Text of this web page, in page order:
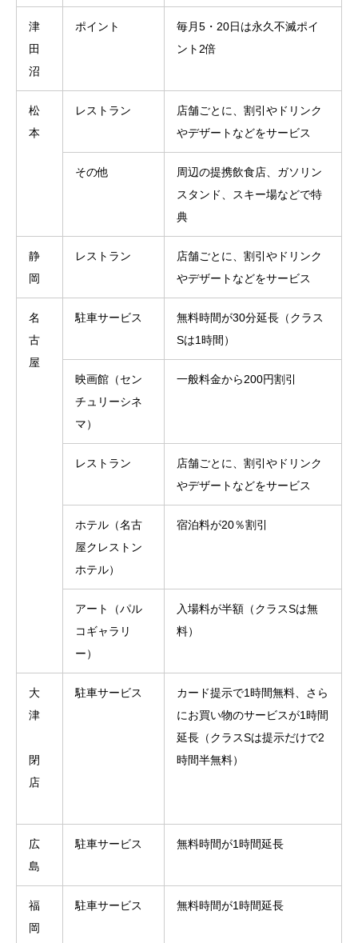
津
田
沼
ポイント
毎月5・20日は永久不滅ポイ
ント2倍
松
本
レストラン
店舗ごとに、割引やドリンク
やデザートなどをサービス
その他
周辺の提携飲食店、ガソリン
スタンド、スキー場などで特
典
静
岡
レストラン
店舗ごとに、割引やドリンク
やデザートなどをサービス
名
古
屋
駐車サービス
無料時間が30分延長（クラス
Sは1時間）
映画館（セン
チュリーシネ
マ）
一般料金から200円割引
レストラン
店舗ごとに、割引やドリンク
やデザートなどをサービス
ホテル（名古
屋クレストン
ホテル）
宿泊料が20％割引
アート（パル
コギャラリ
ー）
入場料が半額（クラスSは無
料）
大
津
閉
店
駐車サービス
カード提示で1時間無料、さら
にお買い物のサービスが1時間
延長（クラスSは提示だけで2
時間半無料）
広
島
駐車サービス 無料時間が1時間延長
福
岡
駐車サービス 無料時間が1時間延長